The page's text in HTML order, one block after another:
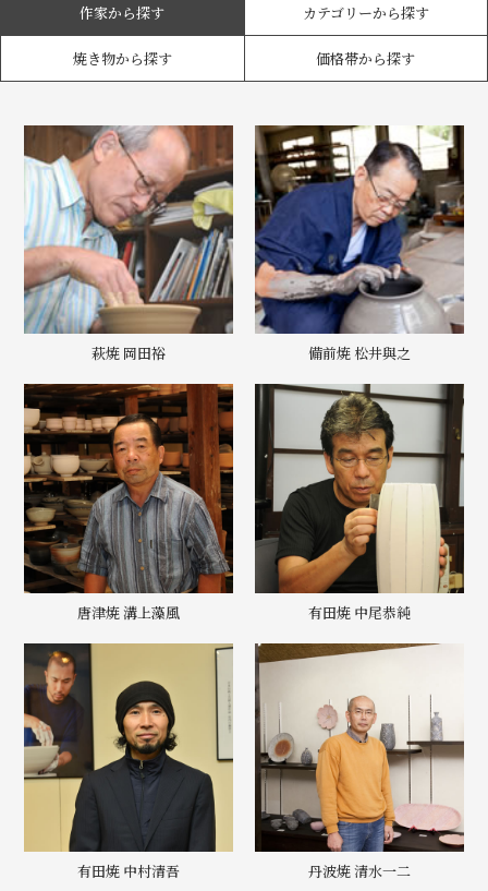
作家から探す カテゴリーから探す
焼き物から探す 価格帯から探す
萩焼 岡田裕 備前焼 松井與之
唐津焼 溝上藻風 有田焼 中尾恭純
有田焼 中村清吾 丹波焼 清水一二